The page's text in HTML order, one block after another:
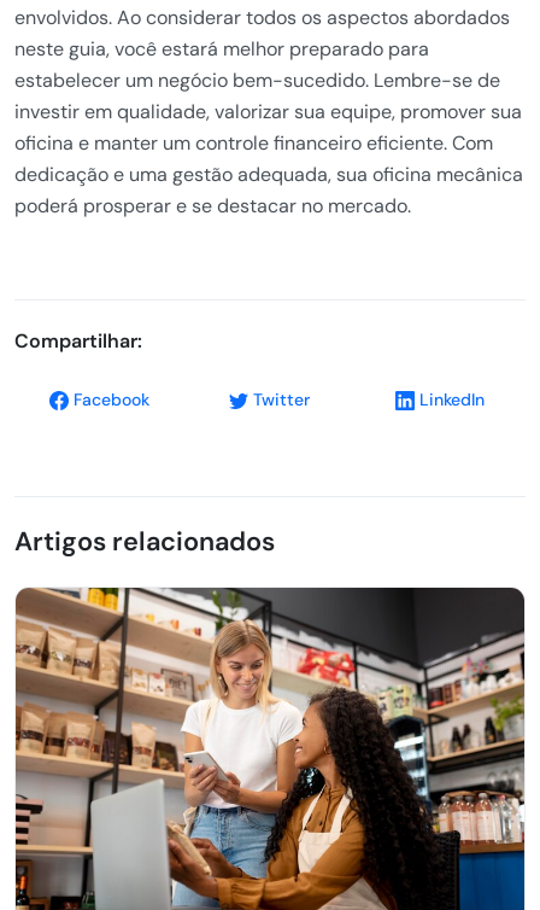
envolvidos. Ao considerar todos os aspectos abordados
neste guia, você estará melhor preparado para
estabelecer um negócio bem-sucedido. Lembre-se de
investir em qualidade, valorizar sua equipe, promover sua
oficina e manter um controle financeiro eficiente. Com
dedicação e uma gestão adequada, sua oficina mecânica
poderá prosperar e se destacar no mercado.
Compartilhar:
Facebook Twitter LinkedIn
Artigos relacionados